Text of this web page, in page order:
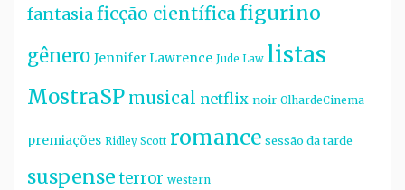
fantasiaficção científicafigurino
gênero Jennifer Lawrence Jude Law listas
MostraSP musical netflix noir OlhardeCinema
premiações Ridley Scott romance sessão da tarde
suspense terror western